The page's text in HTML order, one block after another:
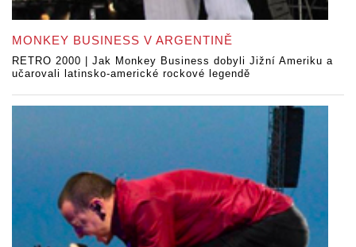
MONKEY BUSINESS V ARGENTINĚ
RETRO 2000 | Jak Monkey Business dobyli Jižní Ameriku a
učarovali latinsko-americké rockové legendě